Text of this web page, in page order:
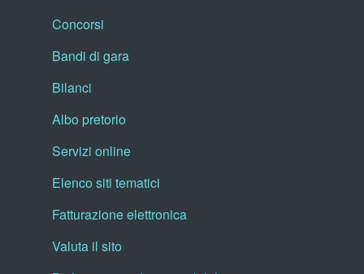
Concorsi
Bandi di gara
Bilanci
Albo pretorio
Servizi online
Elenco siti tematici
Fatturazione elettronica
Valuta il sito